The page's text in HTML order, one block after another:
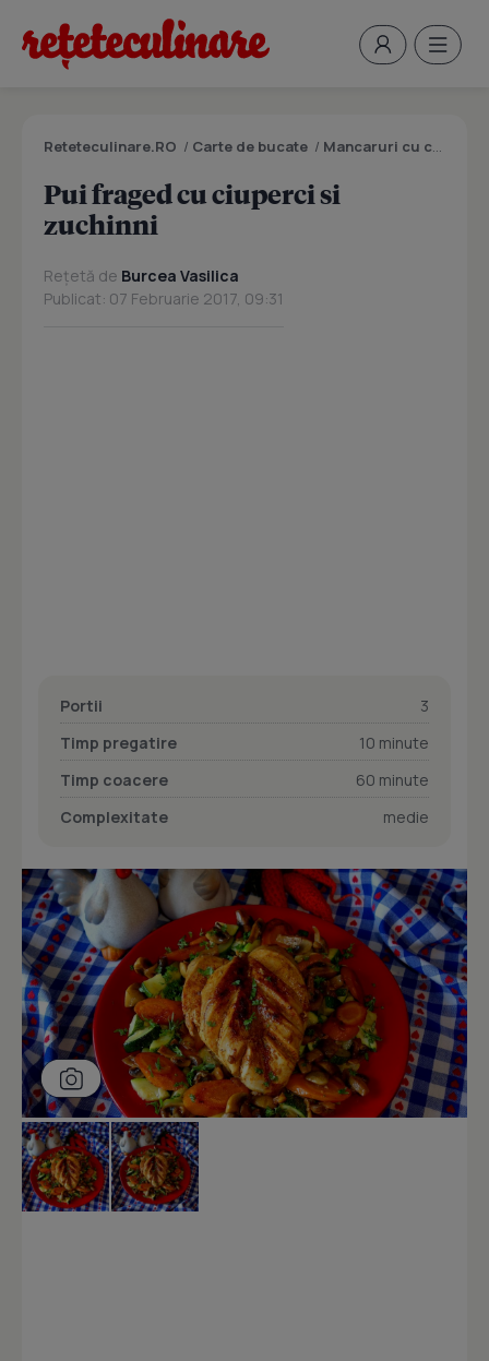
Reteteculinare.RO / Carte de bucate / Mancaruri cu carne
Pui fraged cu ciuperci si
zuchinni
Rețetă de Burcea Vasilica
Publicat: 07 Februarie 2017, 09:31
Portii
3
Timp pregatire
10 minute
Timp coacere
60 minute
Complexitate
medie